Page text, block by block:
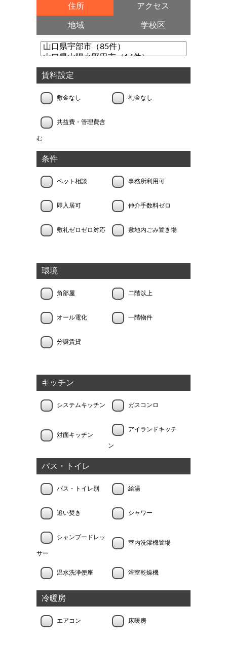
住所 アクセス
地域 学校区
賃料設定
敷金なし 礼金なし
共益費・管理費含
む
条件
ペット相談 事務所利用可
即入居可 仲介手数料ゼロ
敷礼ゼロゼロ対応 敷地内ごみ置き場
環境
角部屋 二階以上
オール電化 一階物件
分譲賃貸
キッチン
システムキッチン ガスコンロ
対面キッチン
アイランドキッチ
ン
バス・トイレ
バス・トイレ別 給湯
追い焚き シャワー
シャンプードレッ
サー
室内洗濯機置場
温水洗浄便座 浴室乾燥機
冷暖房
エアコン 床暖房